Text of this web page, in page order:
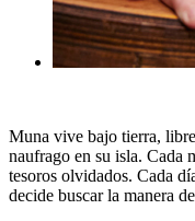
Muna vive bajo tierra,
naufrago en su isla. Cada
tesoros olvidados. Cada
decide buscar la manera